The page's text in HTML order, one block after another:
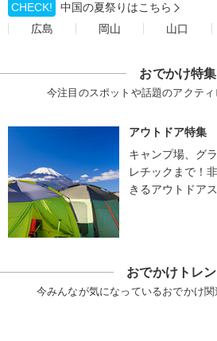
CHECK!
中国の夏祭りはこちら
広島
岡山 山口
おでかけ特集
今注目のスポットや話題のアクテ
アウトドア特集
キャンプ場、グ
レチックまで！
きるアウトドア
おでかけトレ
今みんなが気になっているおでかけ関